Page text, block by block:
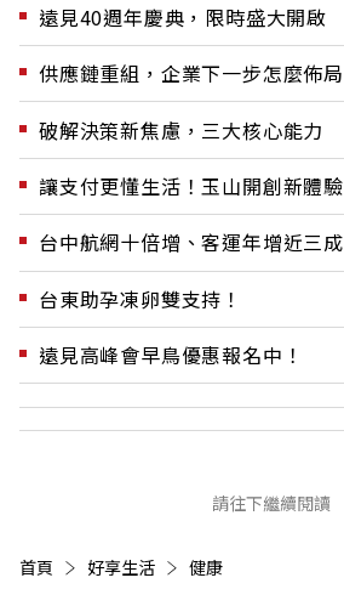
遠見40週年慶典，限時盛大開啟
供應鏈重組，企業下一步怎麼佈局
破解決策新焦慮，三大核心能力
讓支付更懂生活！玉山開創新體驗
台中航網十倍增、客運年增近三成
台東助孕凍卵雙支持！
遠見高峰會早鳥優惠報名中！
請往下繼續閱讀
首頁 好享生活 健康